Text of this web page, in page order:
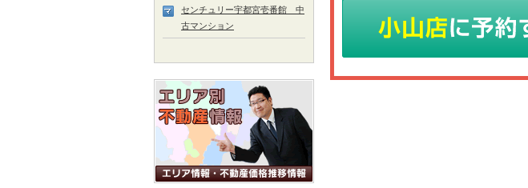
センチュリー宇都宮壱番館 中
古マンション